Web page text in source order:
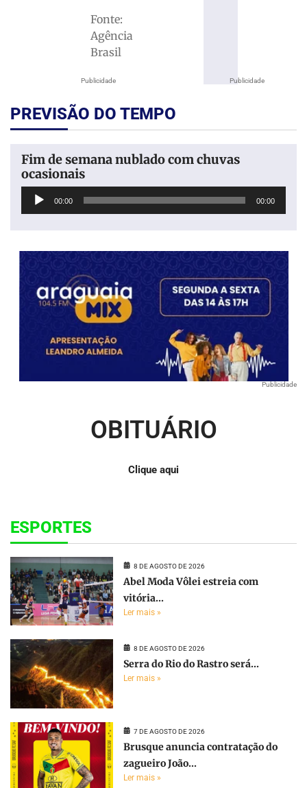
Publicidade
Fonte:
Agência
Brasil
Publicidade
PREVISÃO DO TEMPO
Fim de semana nublado com chuvas
ocasionais
Tocador
00:00 00:00
Publicidade
OBITUÁRIO
Clique aqui
ESPORTES
8 DE AGOSTO DE 2026
Abel Moda Vôlei estreia com
vitória...
Ler mais »
8 DE AGOSTO DE 2026
Serra do Rio do Rastro será...
Ler mais »
7 DE AGOSTO DE 2026
Brusque anuncia contratação do
zagueiro João...
Ler mais »